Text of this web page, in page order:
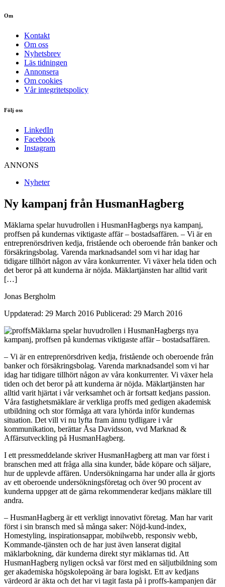
Om
Kontakt
Om oss
Nyhetsbrev
Läs tidningen
Annonsera
Om cookies
Vår integritetspolicy
Följ oss
LinkedIn
Facebook
Instagram
ANNONS
Nyheter
Ny kampanj från HusmanHagberg
Mäklarna spelar huvudrollen i HusmanHagbergs nya kampanj,
proffsen på kundernas viktigaste affär – bostadsaffären. – Vi är en
entreprenörsdriven kedja, fristående och oberoende från banker och
försäkringsbolag. Varenda marknadsandel som vi har idag har
tidigare tillhört någon av våra konkurrenter. Vi växer hela tiden och
det beror på att kunderna är nöjda. Mäklartjänsten har alltid varit
[…]
Jonas Bergholm
Uppdaterad: 29 March 2016 Publicerad: 29 March 2016
Mäklarna spelar huvudrollen i HusmanHagbergs nya
kampanj, proffsen på kundernas viktigaste affär – bostadsaffären.
– Vi är en entreprenörsdriven kedja, fristående och oberoende från
banker och försäkringsbolag. Varenda marknadsandel som vi har
idag har tidigare tillhört någon av våra konkurrenter. Vi växer hela
tiden och det beror på att kunderna är nöjda. Mäklartjänsten har
alltid varit hjärtat i vår verksamhet och är fortsatt kedjans passion.
Våra fastighetsmäklare är verkliga proffs med gedigen akademisk
utbildning och stor förmåga att vara lyhörda inför kundernas
situation. Det vill vi nu lyfta fram ännu tydligare i vår
kommunikation, berättar Åsa Davidsson, vvd Marknad &
Affärsutveckling på HusmanHagberg.
I ett pressmeddelande skriver HusmanHagberg att man var först i
branschen med att fråga alla sina kunder, både köpare och säljare,
hur de upplevde affären. Undersökningarna har under alla år gjorts
av ett oberoende undersökningsföretag och över 90 procent av
kunderna uppger att de gärna rekommenderar kedjans mäklare till
andra.
– HusmanHagberg är ett verkligt innovativt företag. Man har varit
först i sin bransch med så många saker: Nöjd-kund-index,
Homestyling, inspirationsappar, mobilwebb, responsiv webb,
Kommande-tjänsten och de har just även lanserat digital
mäklarbokning, där kunderna direkt styr mäklarnas tid. Att
HusmanHagberg nyligen också var först med en säljutbildning som
ger akademiska högskolepoäng är bara logiskt. Ett av kedjans
värdeord är äkta och det har vi tagit fasta på i proffs-kampanjen där